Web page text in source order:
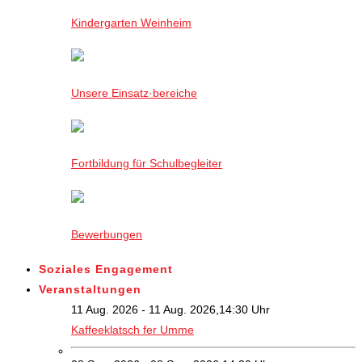
Kindergarten Weinheim
Unsere Einsatz·bereiche
Fortbildung für Schulbegleiter
Bewerbungen
Soziales Engagement
Veranstaltungen
11 Aug. 2026 - 11 Aug. 2026,14:30 Uhr
Kaffeeklatsch fer Umme